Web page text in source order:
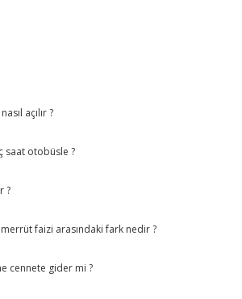
açılır ?
saat otobüsle ?
?
faizi arasındaki fark nedir ?
cennete gider mi ?